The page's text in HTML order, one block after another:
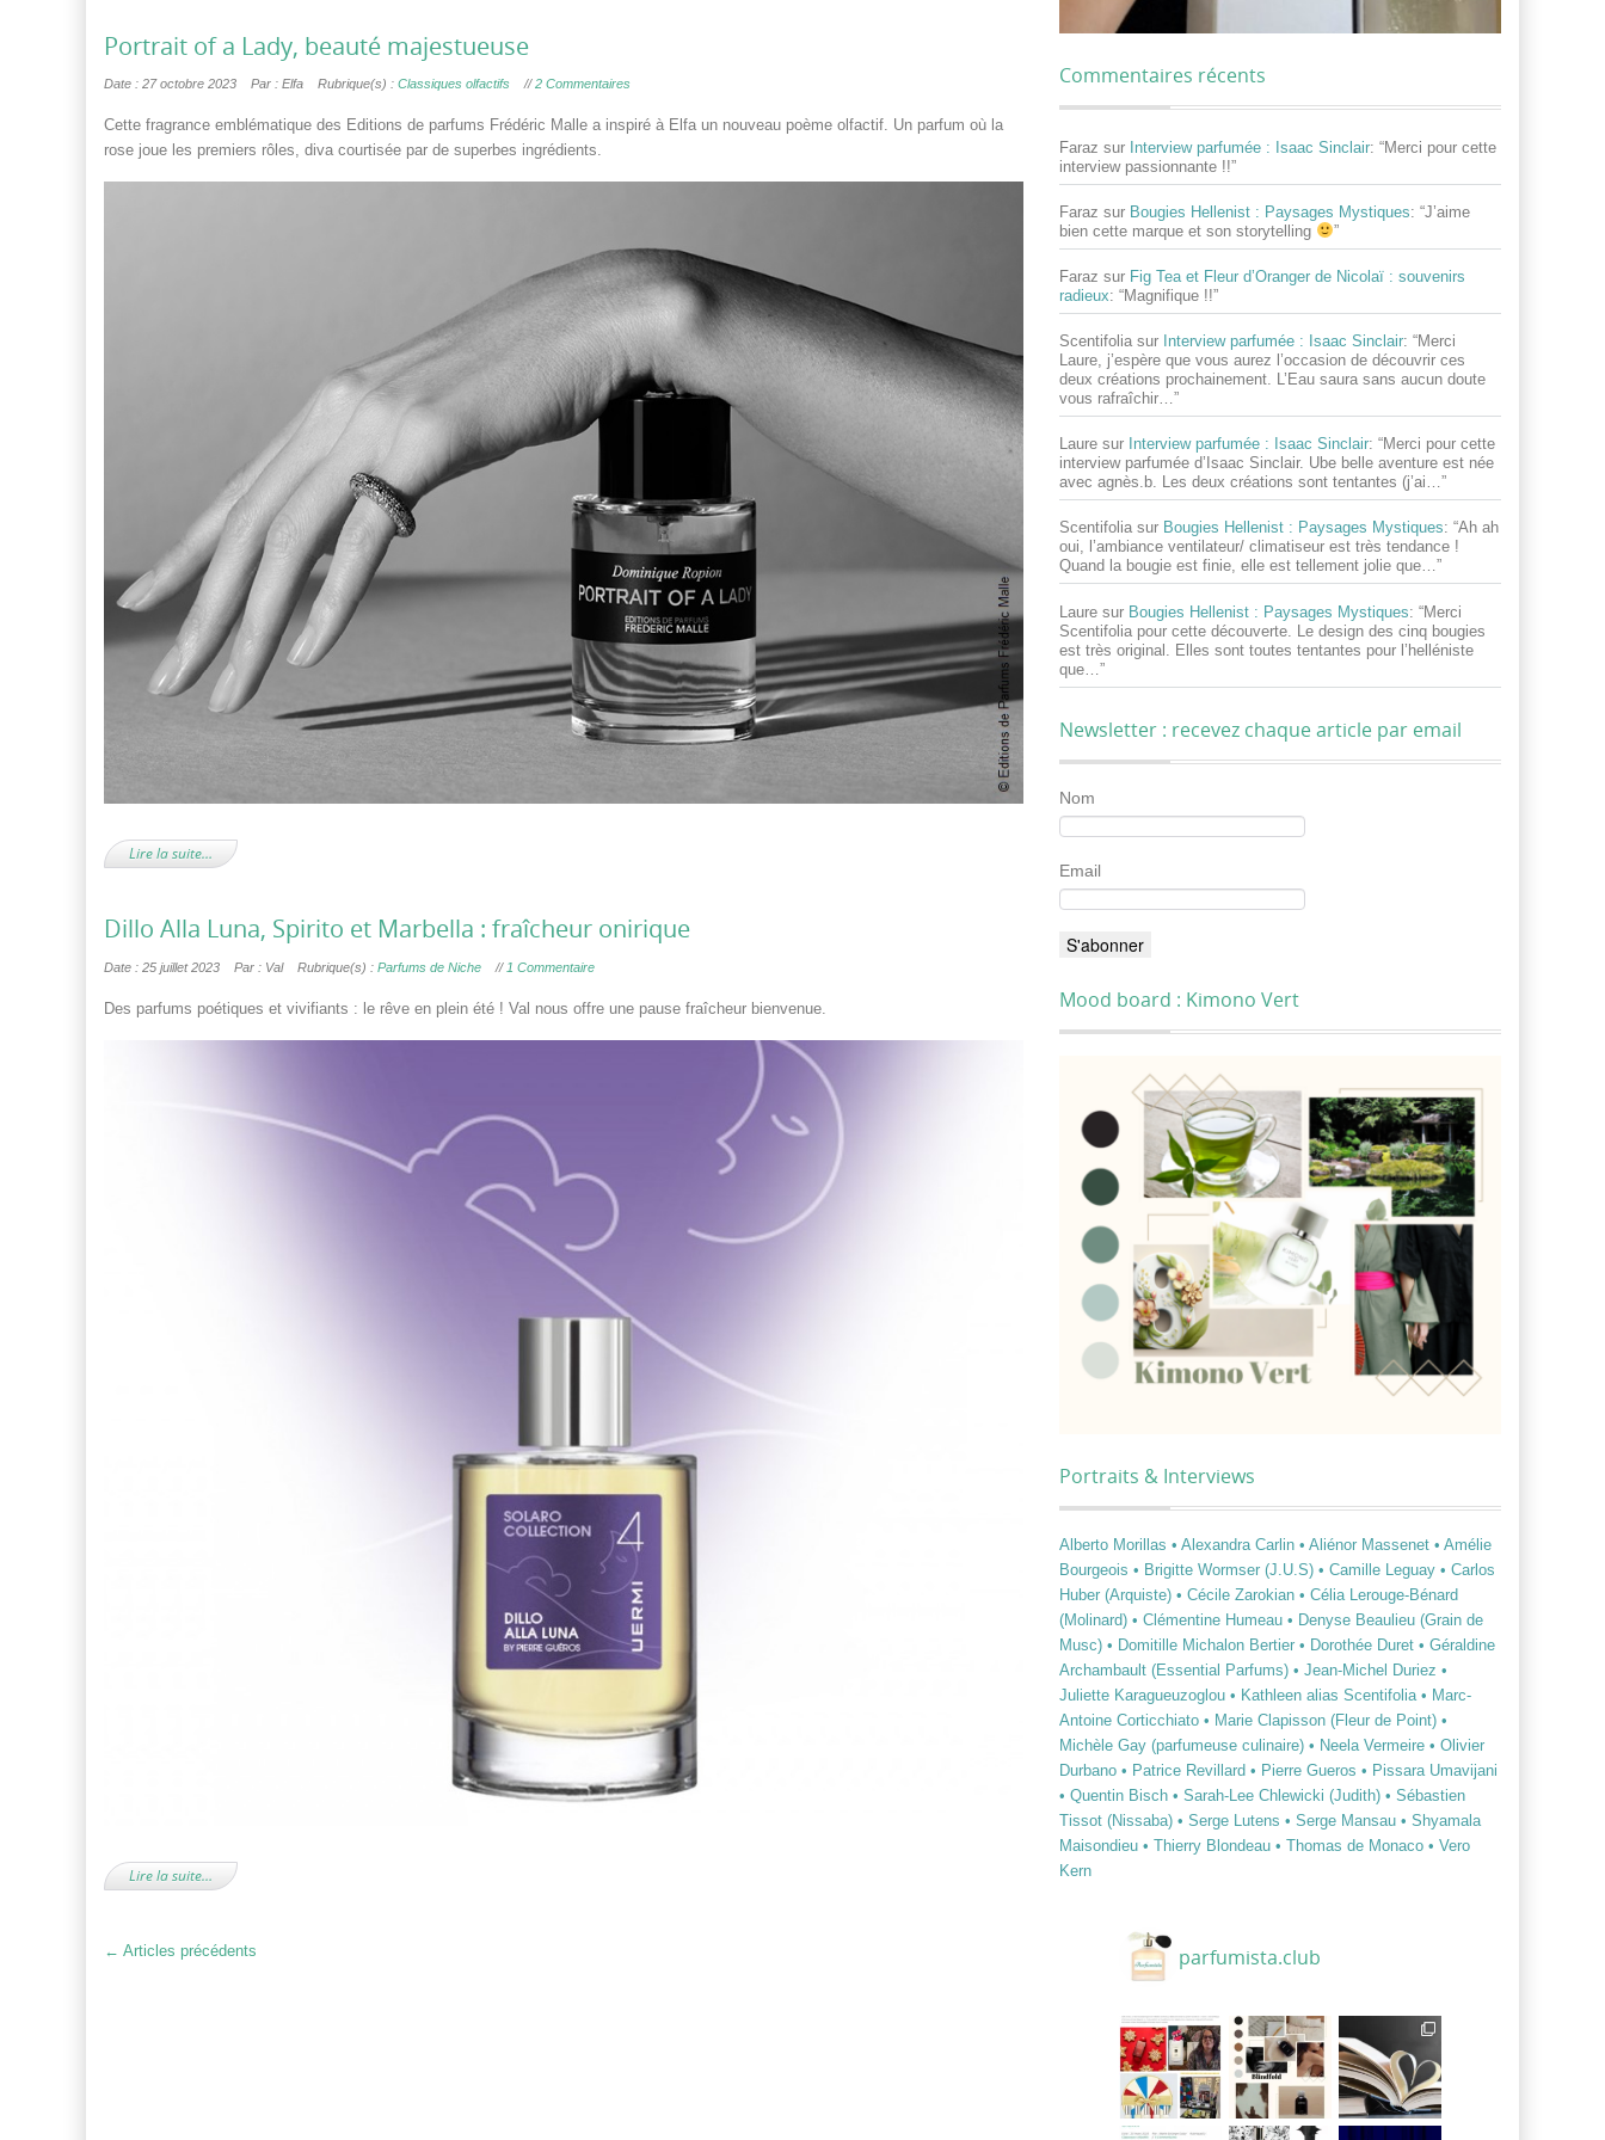
Portrait of a Lady, beauté majestueuse
Date : 27 octobre 2023 Par : Elfa Rubrique(s) : Classiques olfactifs //2 Commentaires
Cette fragrance emblématique des Editions de parfums Frédéric Malle a inspiré à Elfa un nouveau poème olfactif. Un parfum où la
rose joue les premiers rôles, diva courtisée par de superbes ingrédients.
Lire la suite…
Dillo Alla Luna, Spirito et Marbella : fraîcheur onirique
Date : 25 juillet 2023 Par : Val Rubrique(s) : Parfums de Niche // 1 Commentaire
Des parfums poétiques et vivifiants : le rêve en plein été ! Val nous offre une pause fraîcheur bienvenue.
Lire la suite…
← Articles précédents
Commentaires récents
Faraz sur Interview parfumée : Isaac Sinclair: “Merci pour cette
interview passionnante !!”
Faraz sur Bougies Hellenist : Paysages Mystiques: “J’aime
bien cette marque et son storytelling
”
Faraz sur Fig Tea et Fleur d’Oranger de Nicolaï : souvenirs
radieux: “Magnifique !!”
Scentifolia sur Interview parfumée : Isaac Sinclair: “Merci
Laure, j’espère que vous aurez l’occasion de découvrir ces
deux créations prochainement. L’Eau saura sans aucun doute
vous rafraîchir…”
Laure sur Interview parfumée : Isaac Sinclair: “Merci pour cette
interview parfumée d’Isaac Sinclair. Ube belle aventure est née
avec agnès.b. Les deux créations sont tentantes (j’ai…”
Scentifolia sur Bougies Hellenist : Paysages Mystiques: “Ah ah
oui, l’ambiance ventilateur/ climatiseur est très tendance !
Quand la bougie est finie, elle est tellement jolie que…”
Laure sur Bougies Hellenist : Paysages Mystiques: “Merci
Scentifolia pour cette découverte. Le design des cinq bougies
est très original. Elles sont toutes tentantes pour l’helléniste
que… ”
Newsletter : recevez chaque article par email
Nom
Email
Mood board : Kimono Vert
Portraits & Interviews
Alberto Morillas • Alexandra Carlin • Aliénor Massenet • Amélie
Bourgeois • Brigitte Wormser (J.U.S) • Camille Leguay • Carlos
Huber (Arquiste) • Cécile Zarokian • Célia Lerouge-Bénard
(Molinard) • Clémentine Humeau • Denyse Beaulieu (Grain de
Musc) • Domitille Michalon Bertier • Dorothée Duret • Géraldine
Archambault (Essential Parfums) • Jean-Michel Duriez •
Juliette Karagueuzoglou • Kathleen alias Scentifolia • Marc-
Antoine Corticchiato • Marie Clapisson (Fleur de Point) •
Michèle Gay (parfumeuse culinaire) • Neela Vermeire • Olivier
Durbano • Patrice Revillard • Pierre Gueros • Pissara Umavijani
• Quentin Bisch • Sarah-Lee Chlewicki (Judith) • Sébastien
Tissot (Nissaba) • Serge Lutens • Serge Mansau • Shyamala
Maisondieu • Thierry Blondeau • Thomas de Monaco • Vero
Kern
parfumista.club